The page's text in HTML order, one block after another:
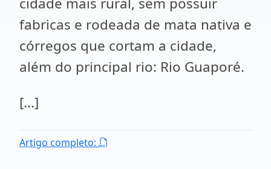
fabricas e rodeada de mata nativa e
córregos que cortam a cidade,
além do principal rio: Rio Guaporé.
[...]
Artigo completo: